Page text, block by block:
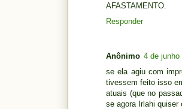
AFASTAMENTO.
Responder
Anônimo 4 de junho
se ela agiu com
tivessem feito isso
atuais (que no
se agora Irlahi quiser